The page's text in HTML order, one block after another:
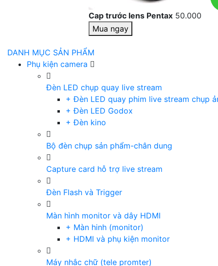
Cap trước lens Pentax 50.000
Mua ngay
DANH MỤC SẢN PHẨM
Phụ kiện camera
Đèn LED chụp quay live stream
+ Đèn LED quay phim live stream chụp
+ Đèn LED Godox
+ Đèn kino
Bộ đèn chụp sản phẩm-chân dung
Capture card hỗ trợ live stream
Đèn Flash và Trigger
Màn hình monitor và dây HDMI
+ Màn hinh (monitor)
+ HDMI và phụ kiện monitor
Máy nhắc chữ (tele promter)